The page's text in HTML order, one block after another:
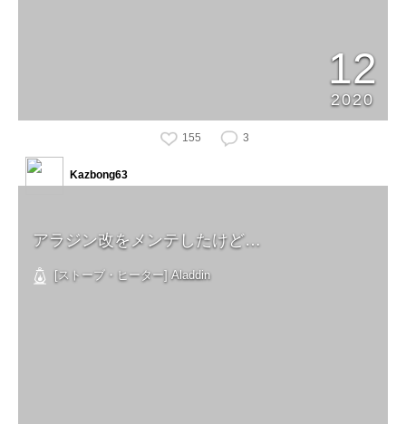
12
2020
155 3
アラジン改をメンテしたけど…
[ストーブ・ヒーター] Aladdin
Kazbong63